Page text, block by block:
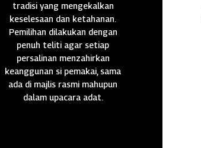
tradisi yang mengekalkan
keselesaan dan ketahanan.
Pemilihan dilakukan dengan
penuh teliti agar setiap
persalinan menzahirkan
keanggunan si pemakai, sama
ada di majlis rasmi mahupun
dalam upacara adat.